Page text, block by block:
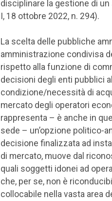
disciplinare la gestione di
I, 18 ottobre 2022, n. 294).
La scelta delle pubbliche
amministrazione condivisa
rispetto alla funzione di
decisioni degli enti pubblici
condizione/necessità di
mercato degli operatori
rappresenta – è anche in
sede – un’opzione politico-
decisione finalizzata ad
di mercato, muove dal
quali soggetti idonei ad
che, per se, non è
collocabile nella vasta area